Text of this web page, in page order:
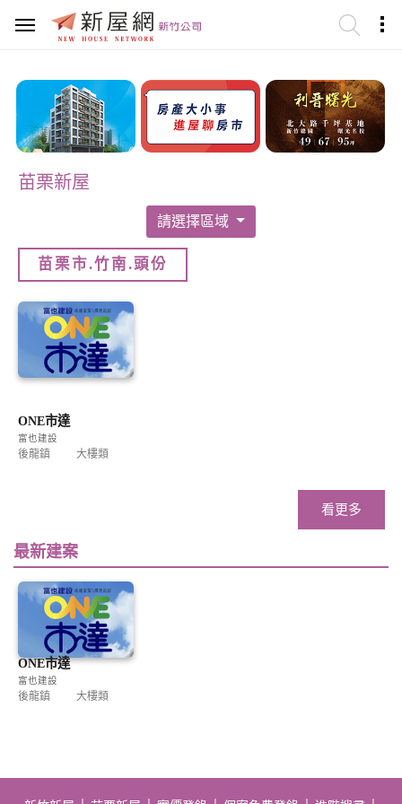
苗栗新屋
請選擇區域
苗栗市.竹南.頭份
ONE市達
富也建設
後龍鎮 大樓類
看更多
最新建案
ONE市達
富也建設
後龍鎮 大樓類